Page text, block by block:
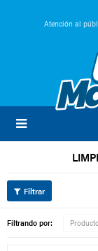
Atención al

Filtrando por: